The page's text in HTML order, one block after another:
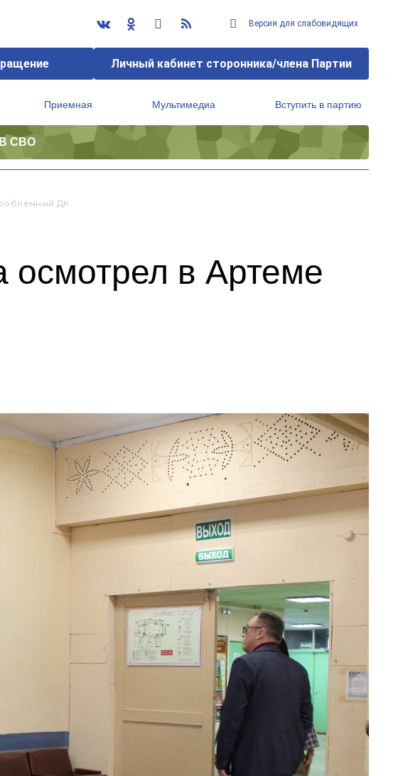
Версия для слабовидящих
Личный кабинет сторонника/члена Партии
Приемная Мультимедиа Вступить в партию
СВО
ДК
осмотрел в Артеме